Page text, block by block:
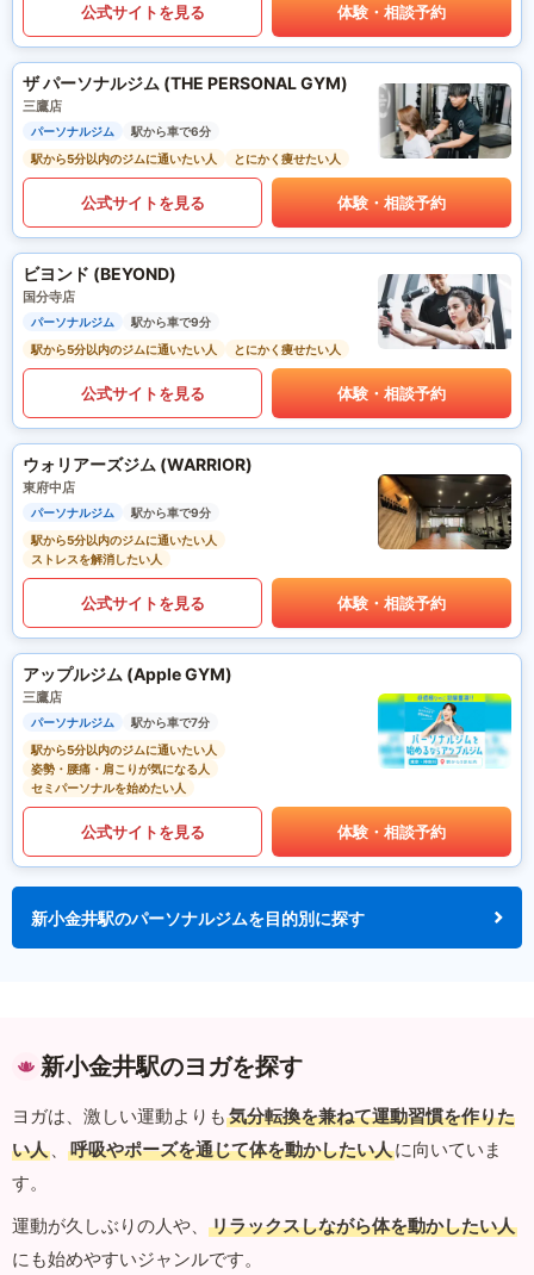
公式サイトを見る 体験・相談予約
ザ パーソナルジム (THE PERSONAL GYM)
三鷹店
パーソナルジム
駅から車で6分
駅から5分以内のジムに通いたい人
とにかく痩せたい人
公式サイトを見る 体験・相談予約
ビヨンド (BEYOND)
国分寺店
パーソナルジム
駅から車で9分
駅から5分以内のジムに通いたい人
とにかく痩せたい人
公式サイトを見る 体験・相談予約
ウォリアーズジム (WARRIOR)
東府中店
パーソナルジム
駅から車で9分
駅から5分以内のジムに通いたい人
ストレスを解消したい人
公式サイトを見る 体験・相談予約
アップルジム (Apple GYM)
三鷹店
パーソナルジム
駅から車で7分
駅から5分以内のジムに通いたい人
姿勢・腰痛・肩こりが気になる人
セミパーソナルを始めたい人
公式サイトを見る 体験・相談予約
新小金井駅のパーソナルジムを目的別に探す
新小金井駅のヨガを探す
ヨガは、激しい運動よりも 気分転換を兼ねて運動習慣を作りた
い人 、 呼吸やポーズを通じて体を動かしたい人に向いていま
す。
運動が久しぶりの人や、
リラックスしながら体を動かしたい人
にも始めやすいジャンルです。